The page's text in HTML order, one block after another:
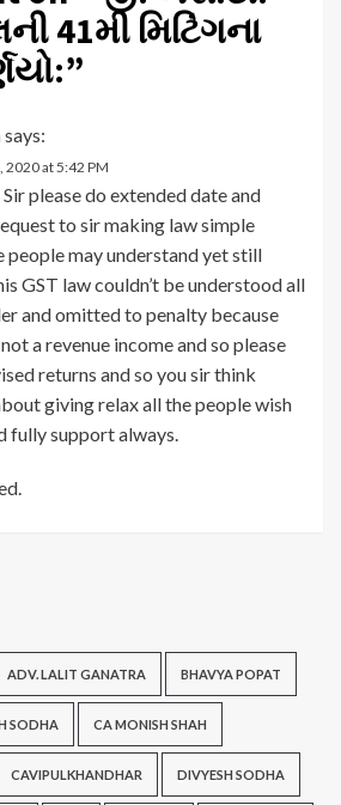
41મી મિટિંગના
”
says:
2020 at 5:42 PM
Sir please do extended date and
to sir making law simple
people may understand yet still
GST law couldn’t be understood all
and omitted to penalty because
a revenue income and so please
returns and so you sir think
giving relax all the people wish
fully support always.
ADV. LALIT GANATRA BHAVYA POPAT
SODHA CA MONISH SHAH
CAVIPULKHANDHAR DIVYESH SODHA